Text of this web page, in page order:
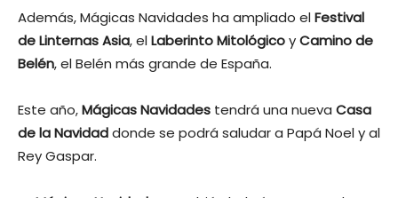
Además, Mágicas Navidades ha ampliado elFestival
de Linternas Asia, elLaberinto MitológicoyCamino de
Belén, el Belén más grande de España.
Este año,Mágicas Navidades tendrá una nueva Casa
de la Navidaddonde se podrá saludar a Papá Noel y al
Rey Gaspar.